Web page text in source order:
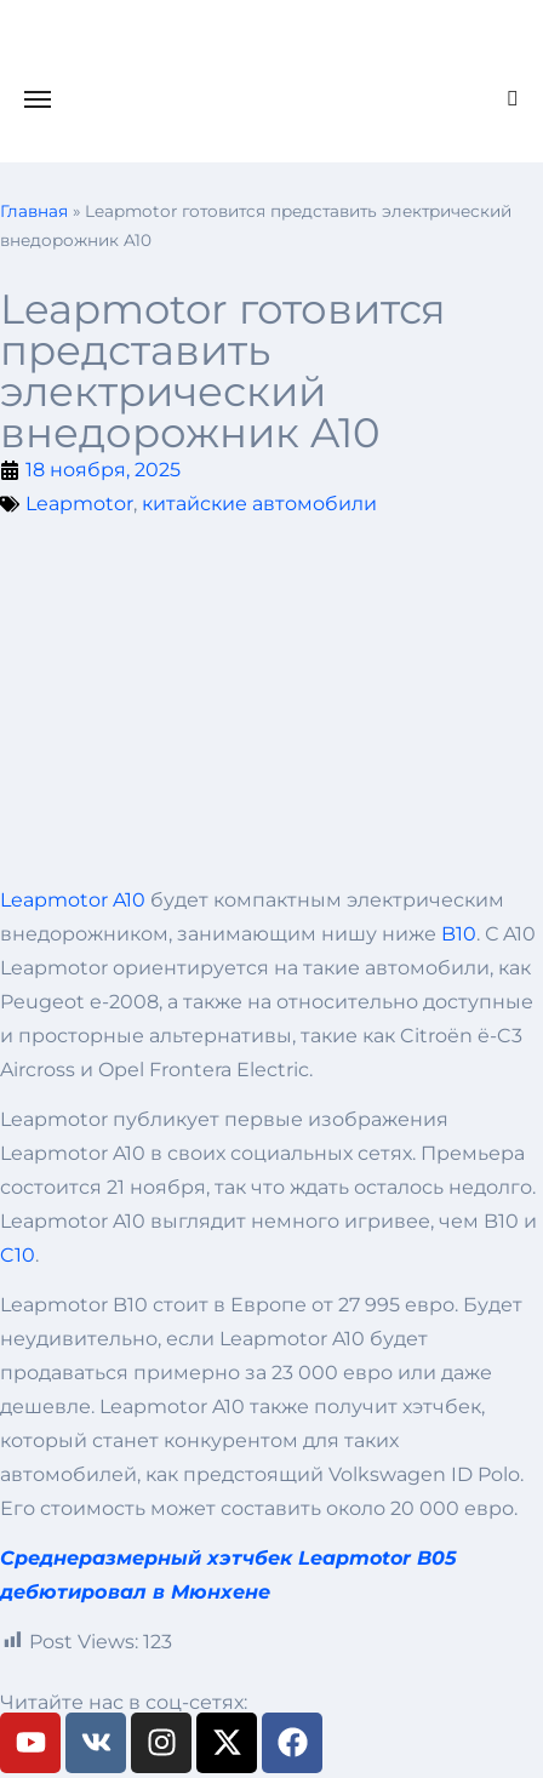
Главная » Leapmotor готовится представить электрический
внедорожник A10
Leapmotor готовится
представить
электрический
внедорожник A10
18 ноября, 2025
Leapmotor, китайские автомобили
Leapmotor A10 будет компактным электрическим
внедорожником, занимающим нишу ниже B10. С A10
Leapmotor ориентируется на такие автомобили, как
Peugeot e-2008, а также на относительно доступные
и просторные альтернативы, такие как Citroën ë-C3
Aircross и Opel Frontera Electric.
Leapmotor публикует первые изображения
Leapmotor A10 в своих социальных сетях. Премьера
состоится 21 ноября, так что ждать осталось недолго.
Leapmotor A10 выглядит немного игривее, чем B10 и
C10.
Leapmotor B10 стоит в Европе от 27 995 евро. Будет
неудивительно, если Leapmotor A10 будет
продаваться примерно за 23 000 евро или даже
дешевле. Leapmotor A10 также получит хэтчбек,
который станет конкурентом для таких
автомобилей, как предстоящий Volkswagen ID Polo.
Его стоимость может составить около 20 000 евро.
Среднеразмерный хэтчбек Leapmotor B05
дебютировал в Мюнхене
Post Views: 123
Читайте нас в соц-сетях: